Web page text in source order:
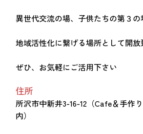
異世代交流の場、子供たちの第３の
地域活性化に繋げる場所として開放
ぜひ、お気軽にご活用下さい
住所
所沢市中新井3-16-12（Cafe＆手作
内）